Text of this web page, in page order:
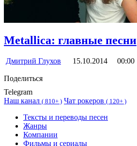
Metallica: главные песни
Дмитрий Глухов 15.10.2014 00:00
Поделиться
Telegram
Наш канал ( 810+ ) Чат рокеров ( 120+ )
Тексты и переводы песен
Жанры
Компании
Фильмы и сериалы